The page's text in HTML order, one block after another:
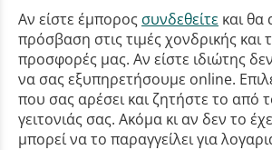
Αν είστε έμπορος συνδεθείτε και θα
πρόσβαση στις τιμές χονδρικής και
προσφορές μας. Αν είστε ιδιώτης
να σας εξυπηρετήσουμε online.
που σας αρέσει και ζητήστε το από
γειτονιάς σας. Ακόμα κι αν δεν το
μπορεί να το παραγγείλει για